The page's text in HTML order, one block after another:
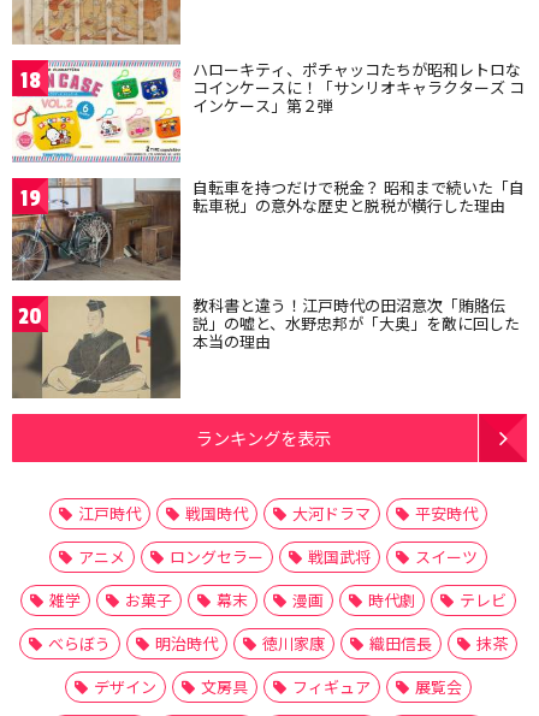
18 ハローキティ、ポチャッコたちが昭和レトロな
コインケースに！「サンリオキャラクターズ コ
インケース」第２弾
19 自転車を持つだけで税金？ 昭和まで続いた「自
転車税」の意外な歴史と脱税が横行した理由
20 教科書と違う！江戸時代の田沼意次「賄賂伝
説」の嘘と、水野忠邦が「大奥」を敵に回した
本当の理由
ランキングを表示
江戸時代 戦国時代 大河ドラマ
平安時代
アニメ
ロングセラー 戦国武将
スイーツ
雑学
お菓子 幕末 漫画 時代劇
テレビ
べらぼう
明治時代 徳川家康 織田信長
抹茶
デザイン
文房具 フィギュア
展覧会